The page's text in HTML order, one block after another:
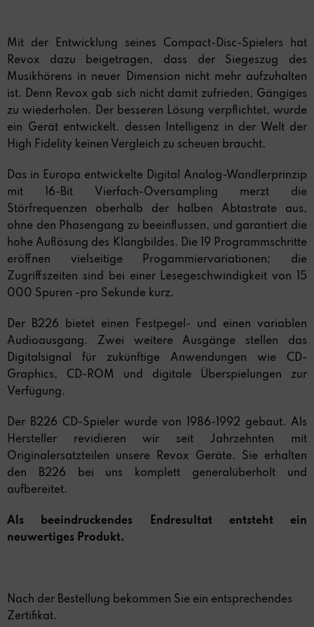
Mit der Entwicklung seines Compact-Disc-Spielers hat
Revox dazu beigetragen, dass der Siegeszug des
Musikhörens in neuer Dimension nicht mehr aufzuhalten
ist. Denn Revox gab sich nicht damit zufrieden, Gängiges
zu wiederholen. Der besseren Lösung verpflichtet, wurde
ein Gerät entwickelt. dessen Intelligenz in der Welt der
High Fidelity keinen Vergleich zu scheuen braucht.
Das in Europa entwickelte Digital Analog-Wandlerprinzip
mit 16-Bit Vierfach-Oversampling merzt die
Störfrequenzen oberhalb der halben Abtastrate aus,
ohne den Phasengang zu beeinflussen, und garantiert die
hohe Auflösung des Klangbildes. Die 19 Programmschritte
eröffnen vielseitige Progammiervariationen; die
Zugriffszeiten sind bei einer Lesegeschwindigkeit von 15
000 Spuren -pro Sekunde kurz.
Der B226 bietet einen Festpegel- und einen variablen
Audioausgang. Zwei weitere Ausgänge stellen das
Digitalsignal für zukünftige Anwendungen wie CD-
Graphics, CD-ROM und digitale Überspielungen zur
Verfügung.
Der B226 CD-Spieler wurde von 1986-1992 gebaut. Als
Hersteller revidieren wir seit Jahrzehnten mit
Originalersatzteilen unsere Revox Geräte. Sie erhalten
den B226 bei uns komplett generalüberholt und
aufbereitet.
Als beeindruckendes Endresultat entsteht ein
neuwertiges Produkt.
Nach der Bestellung bekommen Sie ein entsprechendes
Zertifikat.